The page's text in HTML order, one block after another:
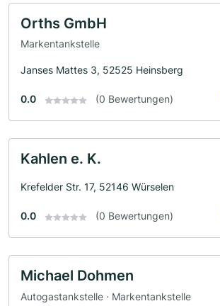
Orths GmbH
Markentankstelle
Janses Mattes 3, 52525 Heinsberg
0.0 (0 Bewertungen)
Kahlen e. K.
Krefelder Str. 17, 52146 Würselen
0.0 (0 Bewertungen)
Michael Dohmen
Autogastankstelle · Markentankstelle